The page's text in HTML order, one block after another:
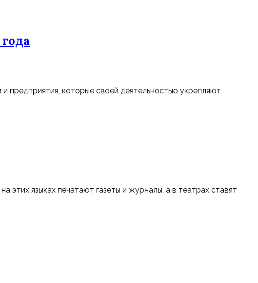
предприятия, которые своей деятельностью укрепляют
этих языках печатают газеты и журналы, а в театрах ставят